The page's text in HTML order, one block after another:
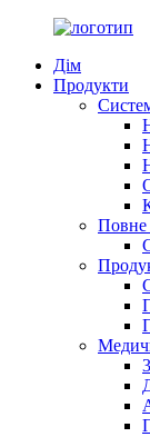
Дім
Продукти
Повне